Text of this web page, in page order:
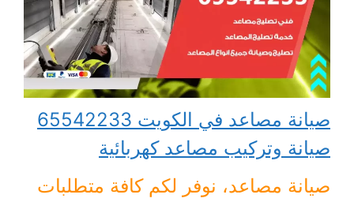
صيانة مصاعد في الكويت 65542233
صيانة وتركيب مصاعد كهربائية
صيانة مصاعد، نوفر لكم كافة متطلبات